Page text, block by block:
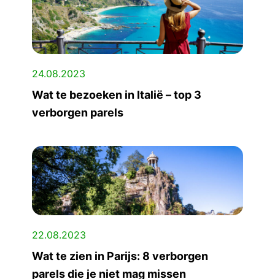
24.08.2023
Wat te bezoeken in Italië – top 3
verborgen parels
22.08.2023
Wat te zien in Parijs: 8 verborgen
parels die je niet mag missen